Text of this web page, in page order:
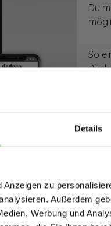
Details
zu
Außerdem
Werbung und
Du
So